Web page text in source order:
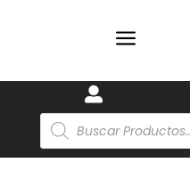
a

Búsqueda
de
productos